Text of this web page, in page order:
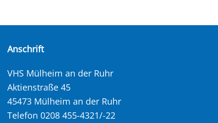
Anschrift
VHS Mülheim an der Ruhr
Aktienstraße 45
45473 Mülheim an der Ruhr
Telefon 0208 455-4321/-22